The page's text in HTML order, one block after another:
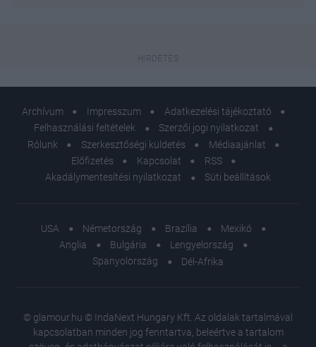
Archívum Impresszum
Adatkezelési tájékoztató
Felhasználási feltételek
Szerzői jogi nyilatkozat
Rólunk
Szerkesztőségi küldetés
Médiaajánlat
Előfizetés
Kapcsolat
RSS
Akadálymentesítési nyilatkozat
Süti beállítások
USA Németország Brazília
Mexikó
Anglia
Bulgária
Lengyelország
Spanyolország
Dél-Afrika
© glamour.hu © IndaNext Hungary Kft. Az oldalak tartalmával
kapcsolatban minden jog fenntartva, beleértve a tartalom